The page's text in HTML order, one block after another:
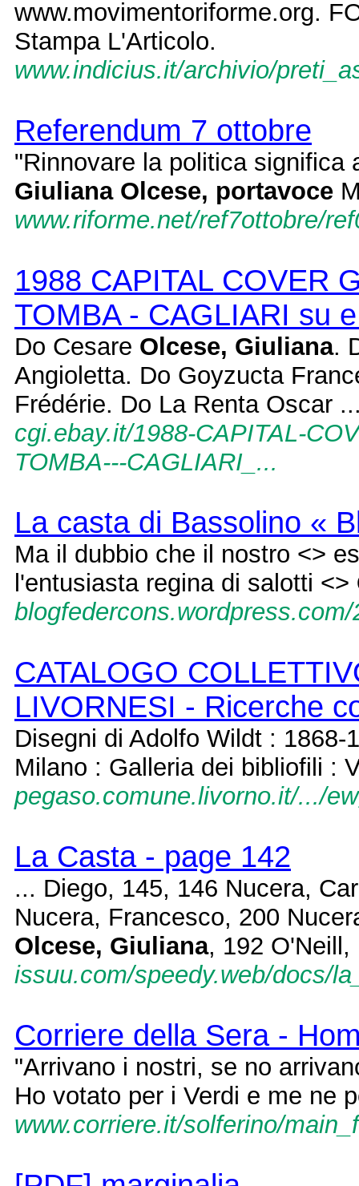
www.movimentoriforme.org.
Stampa L'Articolo.
www.indicius.it/archivio/
Referendum 7 ottobre
"Rinnovare la politica significa
Giuliana Olcese, portavoce
www.riforme.net/ref7ottobre/
1988 CAPITAL COVER
TOMBA - CAGLIARI su
Do Cesare Olcese, Giuliana.
Angioletta. Do Goyzucta
Frédérie. Do La Renta Oscar
cgi.ebay.it/1988-CAPITAL-
TOMBA---CAGLIARI_...
La casta di Bassolino «
Ma il dubbio che il nostro <>
l'entusiasta regina di salotti <>
CATALOGO
LIVORNESI - Ricerche
Disegni di Adolfo Wildt :
Milano : Galleria dei bibliofili :
pegaso.comune.livorno.it/.../
La Casta - page 142
... Diego, 145, 146 Nucera,
Nucera, Francesco, 200
Olcese, Giuliana, 192 O'Neill,
issuu.com/speedy.web/docs/
Corriere della Sera -
"Arrivano i nostri, se no
Ho votato per i Verdi e me ne
www.corriere.it/solferino/